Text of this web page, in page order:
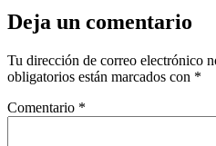
Deja un comentario
Tu dirección de correo electrónico
obligatorios están marcados con *
Comentario *